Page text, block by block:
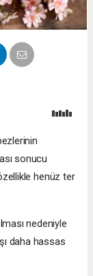
sonucu
henüz ter
nedeniyle
daha hassas